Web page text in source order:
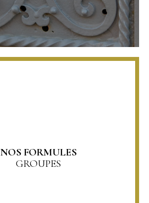
NOS FORMULES
GROUPES